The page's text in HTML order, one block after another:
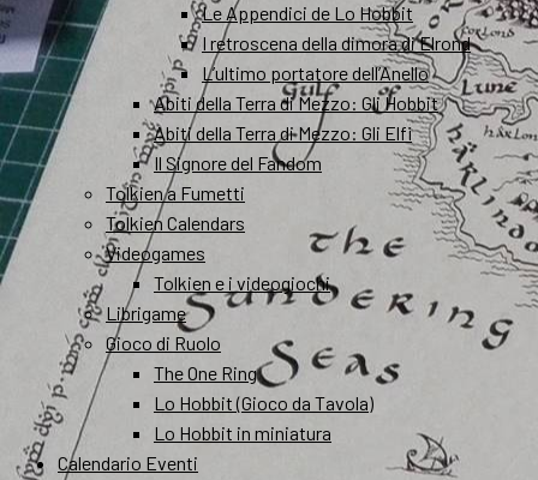
Le Appendici de Lo Hobbit
I retroscena della dimora di Elrond
L’ultimo portatore dell’Anello
Abiti della Terra di Mezzo: Gli Hobbit
Abiti della Terra di Mezzo: Gli Elfi
Il Signore del Fandom
Tolkien a Fumetti
Tolkien Calendars
Videogames
Tolkien e i videogiochi
Librigame
Gioco di Ruolo
The One Ring
Lo Hobbit (Gioco da Tavola)
Lo Hobbit in miniatura
Calendario Eventi